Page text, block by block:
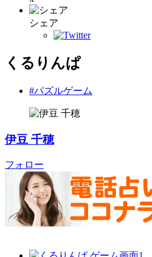
シェア
くるりんぱ
#パズルゲーム
伊豆 千穂
フォロー